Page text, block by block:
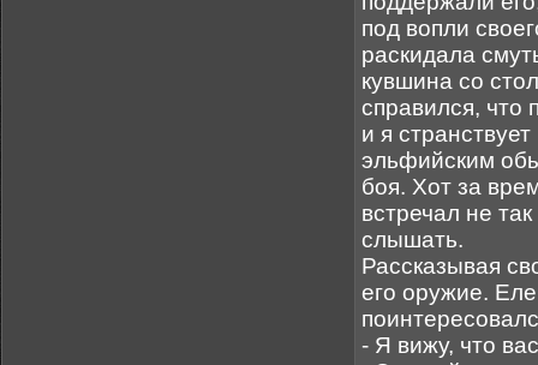
под вопли
раскидала
кувшина со
справился, что
и я
эльфийским
боя. Хот за
встречал не
слышать.
Рассказывая
его оружие.
- Я вижу, что